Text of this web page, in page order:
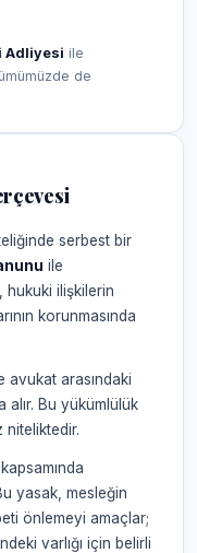
Adliyesi ile
de
serbest bir
ile
hukuki ilişkilerin
korunmasında
avukat arasındaki
alır. Bu yükümlülük
niteliktedir.
kapsamında
yasak, mesleğin
önlemeyi amaçlar;
varlığı için belirli